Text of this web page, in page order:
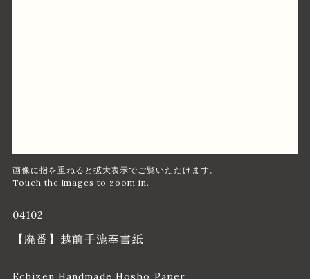
04102
【廃番】越前手漉奉書紙
Echizen Handmade Hosho Paper